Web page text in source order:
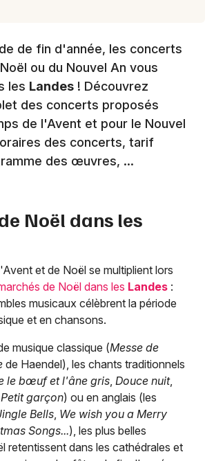
de fin d'année, les concerts
ou du Nouvel An vous
les Landes ! Découvrez
des concerts proposés
de l'Avent et pour le Nouvel
des concerts, tarif
des œuvres, ...
Noël dans les
et de Noël se multiplient lors
de Noël dans les Landes :
musicaux célèbrent la période
et en chansons.
musique classique (Messe de
de Haendel), les chants traditionnels
le bœuf et l'âne gris, Douce nuit,
Petit garçon) ou en anglais (les
Bells, We wish you a Merry
Songs...), les plus belles
retentissent dans les cathédrales et